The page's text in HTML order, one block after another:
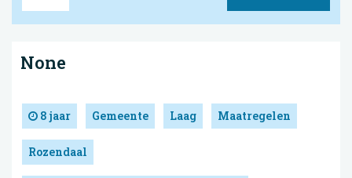
None
8 jaar Gemeente Laag Maatregelen
Rozendaal